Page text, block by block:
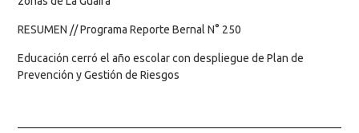
RESUMEN // Programa Reporte Bernal N° 250
Educación cerró el año escolar con despliegue de Plan de
Prevención y Gestión de Riesgos